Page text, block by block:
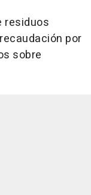
residuos
por
sobre